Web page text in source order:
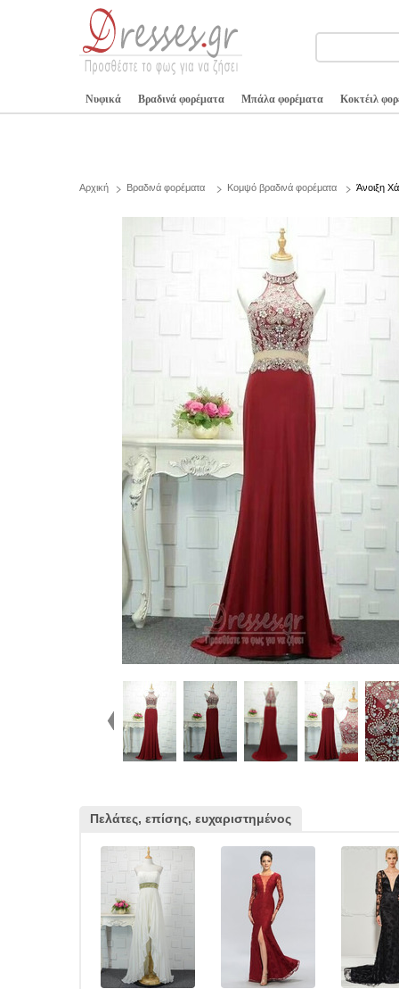
Νυφικά Βραδινά φορέματα Μπάλα φορέματα Κοκτέιλ
Αρχική Βραδινά φορέματα Κομψό βραδινά φορέματα Άνοιξη
Πελάτες, επίσης, ευχαριστημένος